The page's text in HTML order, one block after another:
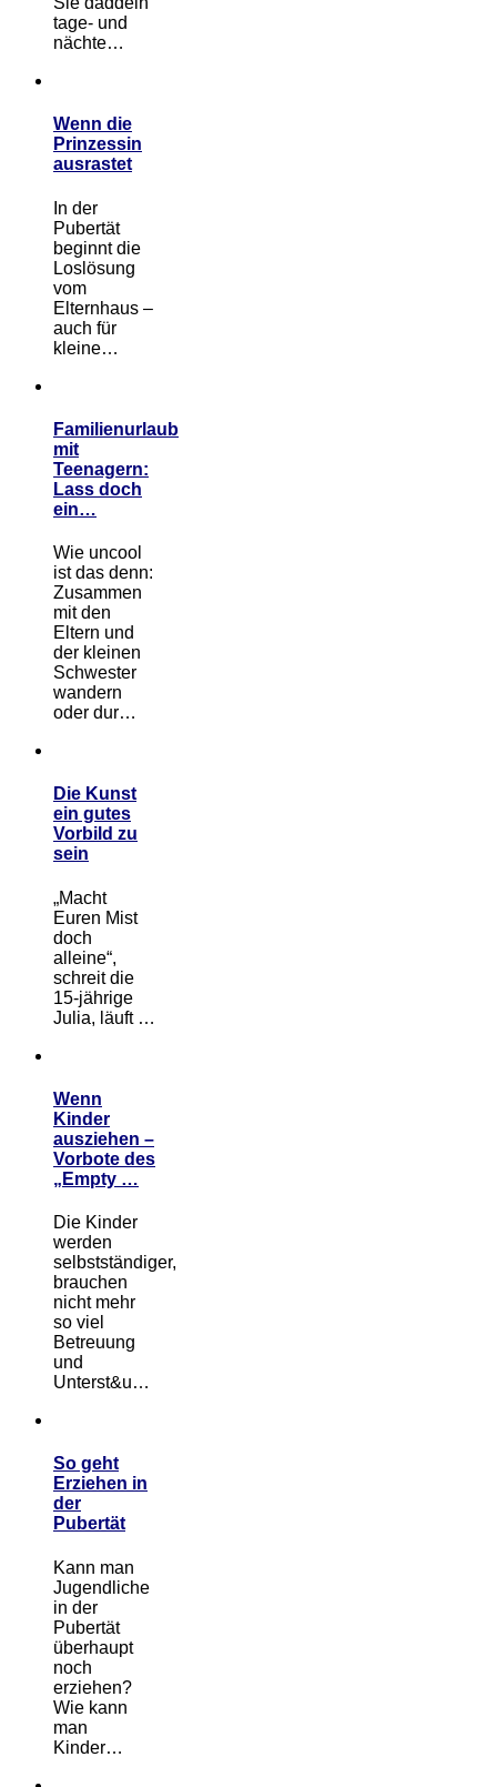
tage- und
nächte…
Wenn die
Prinzessin
ausrastet
In der
Pubertät
beginnt die
Loslösung
vom
Elternhaus –
auch für
kleine…
Familienurlaub
mit
Teenagern:
Lass doch
ein…
Wie uncool
ist das denn:
Zusammen
mit den
Eltern und
der kleinen
Schwester
wandern
oder dur…
Die Kunst
ein gutes
Vorbild zu
sein
„Macht
Euren Mist
doch
alleine“,
schreit die
15-jährige
Julia, läuft …
Wenn
Kinder
ausziehen –
Vorbote des
„Empty …
Die Kinder
werden
selbstständiger,
brauchen
nicht mehr
so viel
Betreuung
und
Unterst&u…
So geht
Erziehen in
der
Pubertät
Kann man
Jugendliche
in der
Pubertät
überhaupt
noch
erziehen?
Wie kann
man
Kinder…